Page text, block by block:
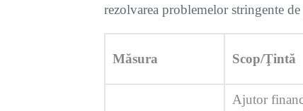
rezolvarea problemelor stringente
Măsura Scop/Ţintă
Ajutor